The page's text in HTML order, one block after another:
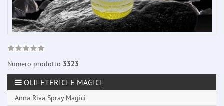
Numero prodotto 3323
OLII ETERICI E MAGICI
Anna Riva Spray Magici